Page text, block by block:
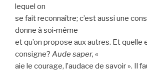
lequel on
se fait reconnaître; c’est aussi une
donne à soi‑même
et qu’on propose aux autres. Et quelle
consigne? Aude saper, «
aie le courage, l’audace de savoir ». Il